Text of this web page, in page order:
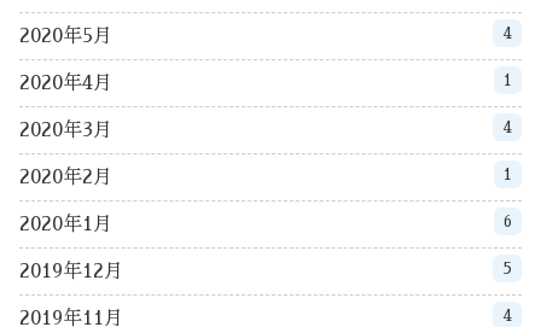
2020年5月 4
2020年4月 1
2020年3月 4
2020年2月 1
2020年1月 6
2019年12月 5
2019年11月 4